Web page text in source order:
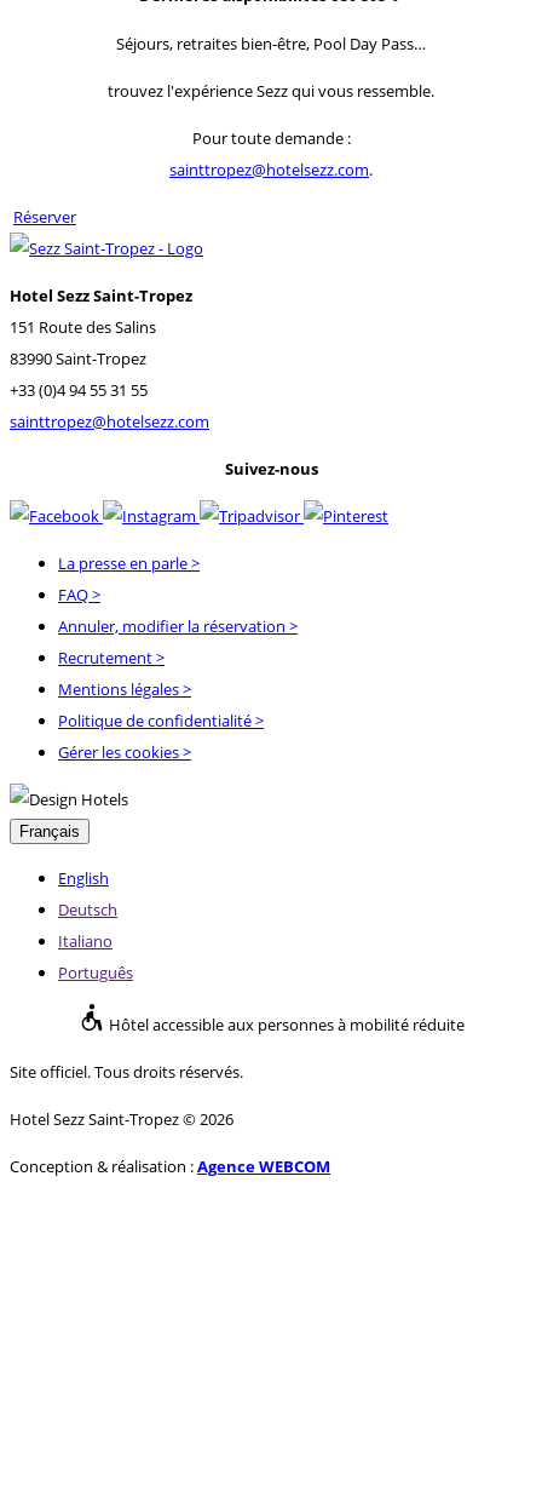
Séjours, retraites bien-être, Pool Day Pass…
trouvez l'expérience Sezz qui vous ressemble.
Pour toute demande :
sainttropez@hotelsezz.com.
Réserver
Hotel Sezz Saint-Tropez
151 Route des Salins
83990 Saint-Tropez
+33 (0)4 94 55 31 55
sainttropez@hotelsezz.com
Suivez-nous
La presse en parle>
FAQ>
Annuler, modifier la réservation >
Recrutement>
Mentions légales>
Politique de confidentialité>
Gérer les cookies >
Français
English
Deutsch
Italiano
Português
Hôtel accessible aux personnes à mobilité réduite
Site officiel. Tous droits réservés.
Hotel Sezz Saint-Tropez © 2026
Conception & réalisation :Agence WEBCOM